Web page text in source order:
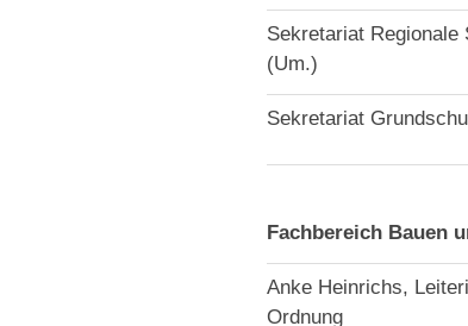
Sekretariat Regionale
(Um.)
Sekretariat
Fachbereich Bauen
Anke Heinrichs,
Ordnung